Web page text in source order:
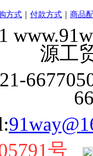
方式 付款方式 商品
源工
号